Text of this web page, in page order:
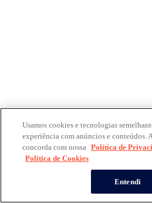
Usamos cookies e tecnologias
experiência com anúncios e conteúdos.
concorda com nossa Política de
Política de Cookies
Entendi